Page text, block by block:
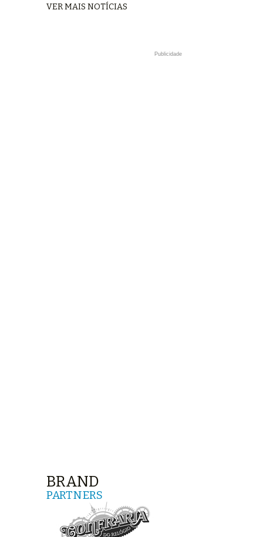
VER MAIS NOTÍCIAS
Publicidade
BRAND
PARTNERS